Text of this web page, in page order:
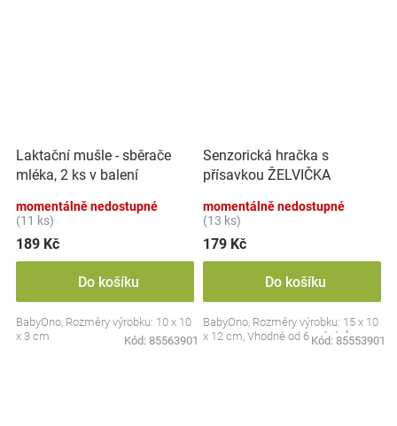
Laktační mušle - sběrače
mléka, 2 ks v balení
momentálně nedostupné
(11 ks)
189 Kč
Do košíku
BabyOno, Rozměry výrobku: 10 x 10
x 3 cm
Kód: 85563901
Senzorická hračka s
přísavkou ŽELVIČKA
momentálně nedostupné
(13 ks)
179 Kč
Do košíku
BabyOno, Rozměry výrobku: 15 x 10
x 12 cm, Vhodné od 6 měsíců
Kód: 85553901